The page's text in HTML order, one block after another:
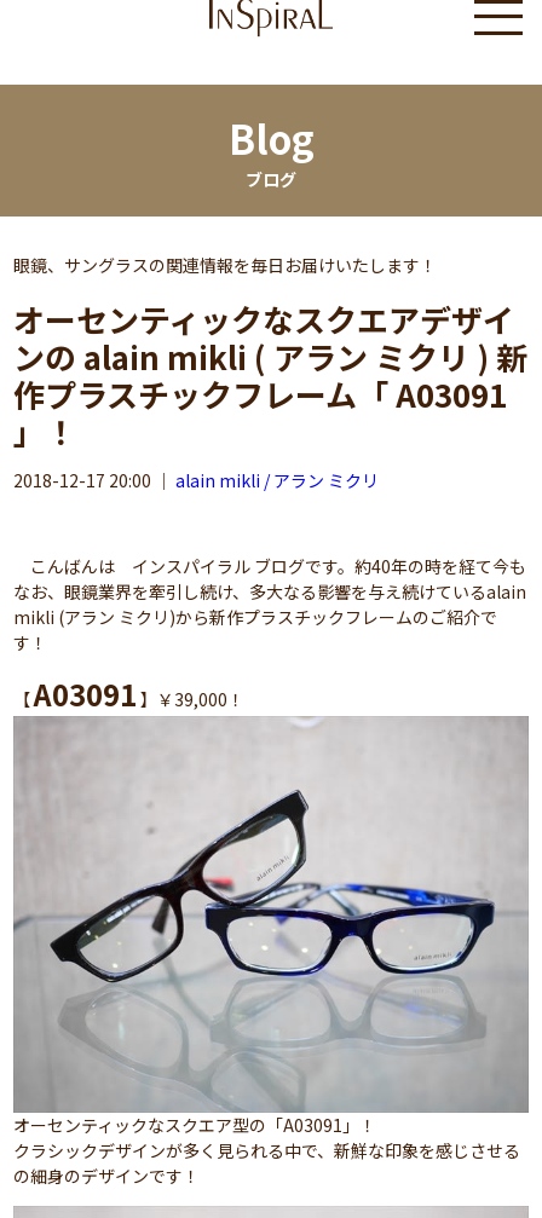
Blog
ブログ
眼鏡、サングラスの関連情報を毎日お届けいたします！
オーセンティックなスクエアデザイ
ンの alain mikli ( アラン ミクリ ) 新
作プラスチックフレーム「 A03091
」！
2018-12-17 20:00 ｜alain mikli / アラン ミクリ
こんばんは インスパイラル ブログです。約40年の時を経て今も
なお、眼鏡業界を牽引し続け、多大なる影響を与え続けているalain
mikli (アラン ミクリ)から新作プラスチックフレームのご紹介で
す！
【A03091 】￥39,000！
オーセンティックなスクエア型の「A03091」！
クラシックデザインが多く見られる中で、新鮮な印象を感じさせる
の細身のデザインです！